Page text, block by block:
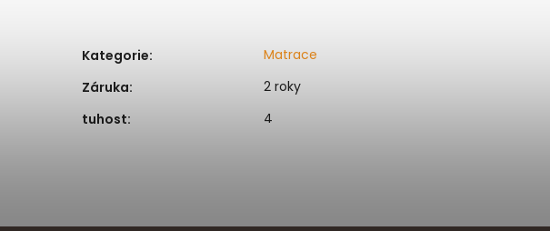
Kategorie:
Matrace
Záruka:
2 roky
tuhost: 4